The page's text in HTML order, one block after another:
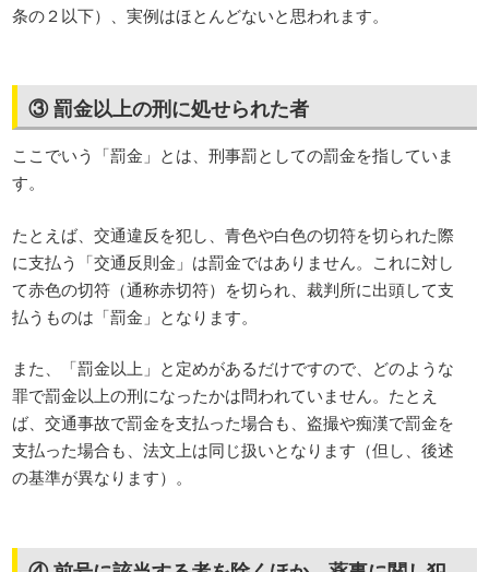
条の２以下）、実例はほとんどないと思われます。
③ 罰金以上の刑に処せられた者
ここでいう「罰金」とは、刑事罰としての罰金を指していま
す。
たとえば、交通違反を犯し、青色や白色の切符を切られた際
に支払う「交通反則金」は罰金ではありません。これに対し
て赤色の切符（通称赤切符）を切られ、裁判所に出頭して支
払うものは「罰金」となります。
また、「罰金以上」と定めがあるだけですので、どのような
罪で罰金以上の刑になったかは問われていません。たとえ
ば、交通事故で罰金を支払った場合も、盗撮や痴漢で罰金を
支払った場合も、法文上は同じ扱いとなります（但し、後述
の基準が異なります）。